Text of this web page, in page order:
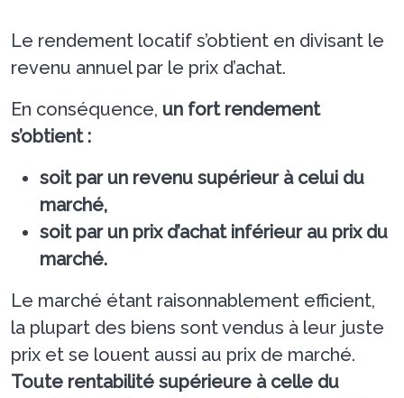
Le rendement locatif s’obtient en divisant le
revenu annuel par le prix d’achat.
En conséquence, un fort rendement
s’obtient :
soit par un revenu supérieur à celui du
marché,
soit par un prix d’achat inférieur au prix du
marché.
Le marché étant raisonnablement efficient,
la plupart des biens sont vendus à leur juste
prix et se louent aussi au prix de marché.
Toute rentabilité supérieure à celle du